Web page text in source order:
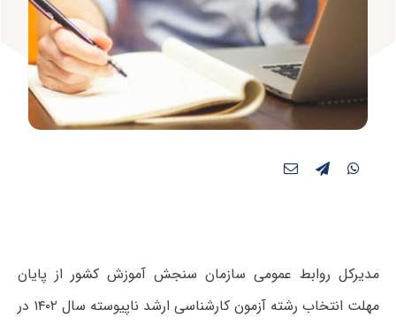
مدیرکل روابط عمومی سازمان سنجش آموزش کشور از پایان
مهلت انتخاب رشته آزمون کارشناسی ارشد ناپیوسته سال ۱۴۰۲ در